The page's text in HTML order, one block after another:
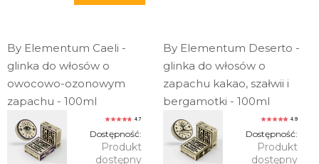
By Elementum Caeli -
glinka do włosów o
owocowo-ozonowym
zapachu - 100ml
4.7
Dostępność:
Produkt
dostępny
By Elementum Deserto -
glinka do włosów o
zapachu kakao, szałwii i
bergamotki - 100ml
4.9
Dostępność:
Produkt
dostępny